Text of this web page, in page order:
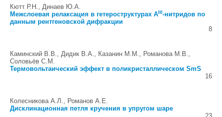
Кютт Р.Н., Динаев Ю.А.
Межслоевая релаксация в гетероструктурах AIII-нитридов по
данным рентгеновской дифракции
8
Каминский В.В., Дидик В.А., Казанин М.М., Романова М.В.,
Соловьёв С.М.
Термовольтаический эффект в поликристаллическом SmS
16
Колесникова А.Л., Романов А.Е.
Дисклинационная петля кручения в упругом шаре